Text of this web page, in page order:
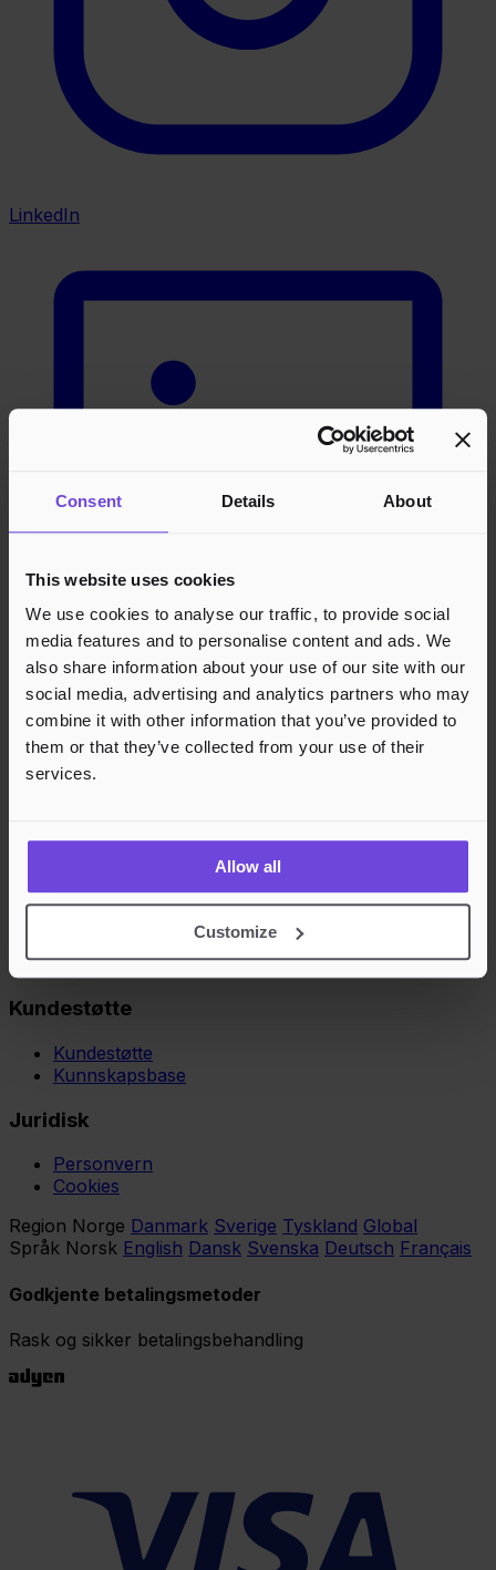
Consent Details About
This website uses cookies
We use cookies to analyse our traffic, to provide social
media features and to personalise content and ads. We
also share information about your use of our site with our
social media, advertising and analytics partners who may
combine it with other information that you’ve provided to
them or that they’ve collected from your use of their
services.
Allow all
Customize
LinkedIn
Arrangører
Bli Arrangør
Vilkår for Kjøper
Gavekortsaldo
Kundestøtte
Kundestøtte
Kunnskapsbase
Juridisk
Personvern
Cookies
Region Norge Danmark Sverige Tyskland Global
Språk Norsk English Dansk Svenska Deutsch Français
Godkjente betalingsmetoder
Rask og sikker betalingsbehandling